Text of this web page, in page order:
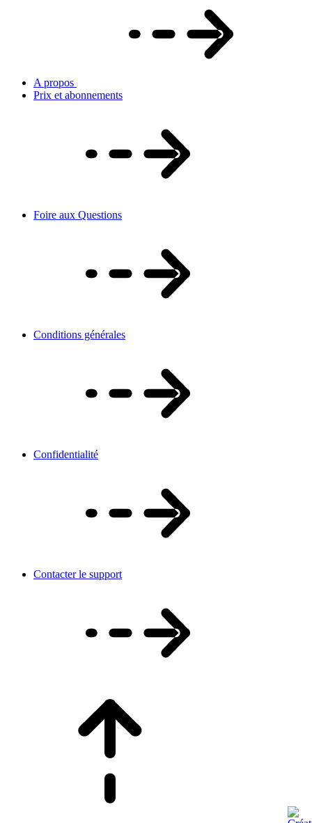
A propos
Prix et abonnements
Foire aux Questions
Conditions générales
Confidentialité
Contacter le support